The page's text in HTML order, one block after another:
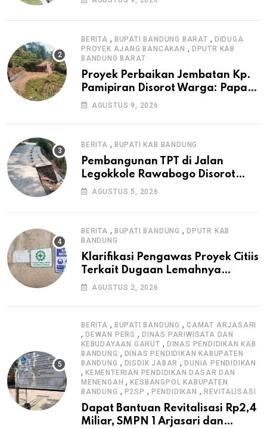
BERITA , BUPATI BANDUNG BARAT , DIDUGA
PROYEK AJANG BANCAKAN , DPUTR KAB
BANDUNG BARAT
Proyek Perbaikan Jembatan Kp.
Pamipiran Disorot Warga: Papan
Informasi Tak Cantumkan PPK,
AGUSTUS 9, 2026
BERITA , BUPATI KAB BANDUNG
Pembangunan TPT di Jalan
Legokkole Rawabogo Disorot
Warga, Selesai Tanpa Papan
AGUSTUS 5, 2026
BERITA , BUPATI BANDUNG ,DPUTR KAB
BANDUNG
Klarifikasi Pengawas Proyek Citiis
Terkait Dugaan Lemahnya
Pengawasan K3
AGUSTUS 2, 2026
BERITA , BUPATI BANDUNG ,CAMAT ARJASARI
, DEWAN PERS , DINAS PARIWISATA DAN
KEBUDAYAAN GARUT , DINAS PENDIDIKAN KAB
BANDUNG , DINAS PENDIDIKAN KABUPATEN
BANDUNG , DISDIK JABAR ,DUNIA PENDIDIKAN
, KEMENTERIAN PENDIDIKAN DASAR DAN
MENENGAH ,KESBANGPOL KABUPATEN
BANDUNG , P2SP , PENDIDIKAN , REVITALISASI
Dapat Bantuan Revitalisasi Rp2,4
Miliar, SMPN 1 Arjasari dan